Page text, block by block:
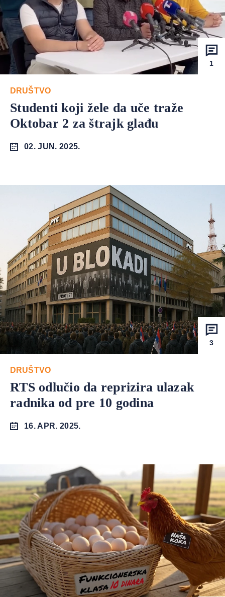
1
DRUŠTVO
Studenti koji žele da uče traže
Oktobar 2 za štrajk glađu
02. JUN. 2025.
3
DRUŠTVO
RTS odlučio da reprizira ulazak
radnika od pre 10 godina
16. APR. 2025.